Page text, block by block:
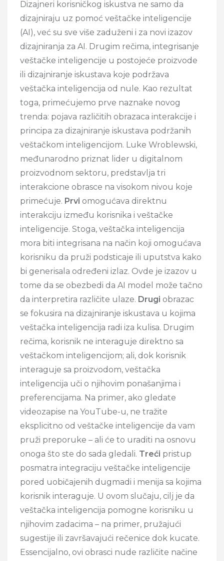
Dizajneri korisničkog iskustva ne samo da
dizajniraju uz pomoć veštačke inteligencije
(AI), već su sve više zaduženi i za novi izazov
dizajniranja za AI. Drugim rečima, integrisanje
veštačke inteligencije u postojeće proizvode
ili dizajniranje iskustava koje podržava
veštačka inteligencija od nule. Kao rezultat
toga, primećujemo prve naznake novog
trenda: pojava različitih obrazaca interakcije i
principa za dizajniranje iskustava podržanih
veštačkom inteligencijom. Luke Wroblewski,
međunarodno priznat lider u digitalnom
proizvodnom sektoru, predstavlja tri
interakcione obrasce na visokom nivou koje
primećuje. Prvi omogućava direktnu
interakciju između korisnika i veštačke
inteligencije. Stoga, veštačka inteligencija
mora biti integrisana na način koji omogućava
korisniku da pruži podsticaje ili uputstva kako
bi generisala određeni izlaz. Ovde je izazov u
tome da se obezbedi da AI model može tačno
da interpretira različite ulaze. Drugi obrazac
se fokusira na dizajniranje iskustava u kojima
veštačka inteligencija radi iza kulisa. Drugim
rečima, korisnik ne interaguje direktno sa
veštačkom inteligencijom; ali, dok korisnik
interaguje sa proizvodom, veštačka
inteligencija uči o njihovim ponašanjima i
preferencijama. Na primer, ako gledate
videozapise na YouTube-u, ne tražite
eksplicitno od veštačke inteligencije da vam
pruži preporuke – ali će to uraditi na osnovu
onoga što ste do sada gledali. Treći pristup
posmatra integraciju veštačke inteligencije
pored uobičajenih dugmadi i menija sa kojima
korisnik interaguje. U ovom slučaju, cilj je da
veštačka inteligencija pomogne korisniku u
njihovim zadacima – na primer, pružajući
sugestije ili završavajući rečenice dok kucate.
Essencijalno, ovi obrasci nude različite načine